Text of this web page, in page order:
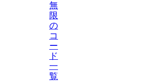
無
限
の
コ
ー
ド
一
覧